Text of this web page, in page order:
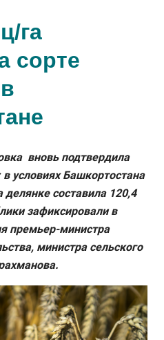
га
сорте
вновь подтвердила
в условиях Башкортостана
составила 120,4
зафиксировали в
премьер-министра
министра сельского